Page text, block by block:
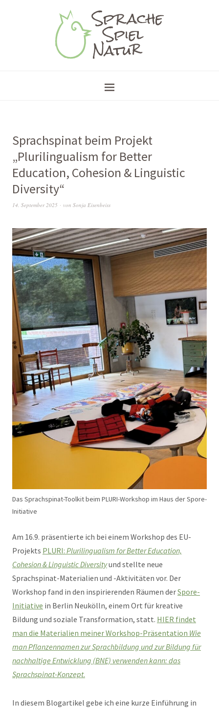
Sprachspinat beim Projekt
„Plurilingualism for Better
Education, Cohesion & Linguistic
Diversity“
14. September 2025 von Sonja Eisenbeiss
Das Sprachspinat-Toolkit beim PLURI-Workshop im Haus der Spore-
Initiative
Am 16.9. präsentierte ich bei einem Workshop des EU-
Projekts PLURI: Plurilingualism for Better Education,
Cohesion & Linguistic Diversityund stellte neue
Sprachspinat-Materialien und -Aktivitäten vor. Der
Workshop fand in den inspirierenden Räumen derSpore-
Initiative in Berlin Neukölln, einem Ort für kreative
Bildung und soziale Transformation, statt. HIER findet
man die Materialien meiner Workshop-Präsentation Wie
man Pflanzennamen zur Sprachbildung und zur Bildung für
nachhaltige Entwicklung (BNE) verwenden kann: das
Sprachspinat-Konzept.
In diesem Blogartikel gebe ich eine kurze Einführung in